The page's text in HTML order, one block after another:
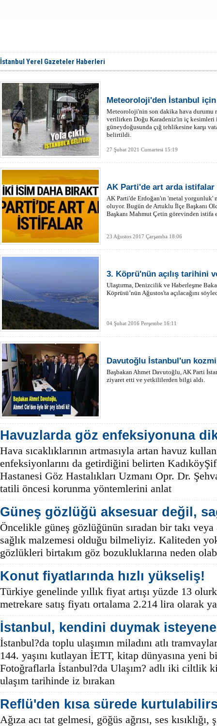
İstanbul Yerel Gazeteler Haberleri
Meteoroloji'den İstanbul için
Meteoroloji'nin son dakika hava durumu
verilirken Doğu Karadeniz'in iç kesimleri
güneydoğusunda çığ tehlikesine karşı
belirtildi.
27 Şubat 2021 Cumartesi 15:19
AK Parti'de art arda istifalar
AK Parti'de Erdoğan'ın 'metal yorgunluk'
oluyor. Bugün de Artuklu İlçe Başkanı
Başkanı Mahmut Çetin görevinden istifa
23 Ağustos 2017 Çarşamba 18:06
3. Köprü'nün açılış tarihini
Ulaştırma, Denizcilik ve Haberleşme
Köprüsü’nün Ağustos'ta açılacağını
04 Şubat 2016 Perşembe 16:11
Davutoğlu İstanbul'un
Başbakan Ahmet Davutoğlu, AK Parti
ziyaret etti ve yetkililerden bilgi aldı.
Havuzlarda göz enfeksiyonuna
Hava sıcaklıklarının artmasıyla artan havuz
enfeksiyonlarını da getirdiğini belirten
Hastanesi Göz Hastalıkları Uzmanı Opr. Dr.
tatili öncesi korunma yöntemlerini anlat
Güneş gözlüğü aksesuar değil,
Öncelikle güneş gözlüğünün sıradan bir takı
sağlık malzemesi olduğu bilmeliyiz. Kaliteden
gözlükleri birtakım göz bozukluklarına neden
Konut fiyatlarında hızlı yükseliş!
Türkiye genelinde yıllık fiyat artışı yüzde 13
metrekare satış fiyatı ortalama 2.214 lira olarak
İstanbul, kendini duymak
İstanbul?da toplu ulaşımın miladını atlı
144. yaşını kutlayan İETT, kitap dünyasına yeni
Fotoğraflarla İstanbul?da Ulaşım? adlı iki ciltlik
ulaşım tarihinde iz bırakan
Reflü'den kısa sürede
Ağıza acı tat gelmesi, göğüs ağrısı, ses